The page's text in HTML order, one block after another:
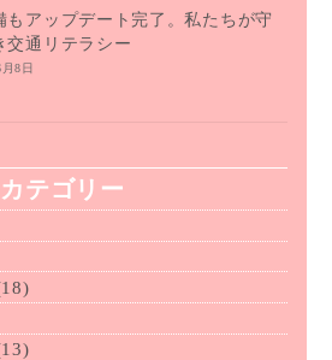
もアップデート完了。私たちが守
交通リテラシー
8日
カテゴリー